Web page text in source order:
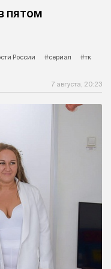
пятом
России #сериал #тк
7 августа, 20:23